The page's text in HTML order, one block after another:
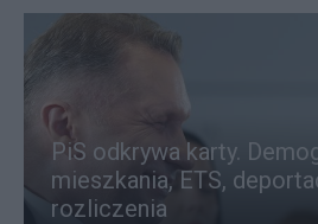
PiS odkrywa karty.
mieszkania, ETS,
rozliczenia